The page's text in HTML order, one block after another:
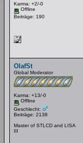
Karma: +2/-0
Offline
Beiträge: 190
OlafSt
Global Moderator
Karma: +13/-0
Offline
Geschlecht:
Beiträge: 2138
Master of STLCD and LISA
III